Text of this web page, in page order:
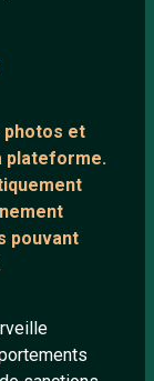
photos et
plateforme.
pouvant